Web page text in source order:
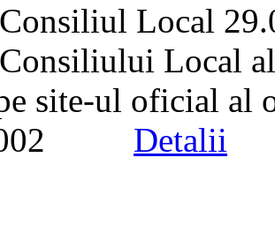
Local
Local
site-ul oficial al
Detalii